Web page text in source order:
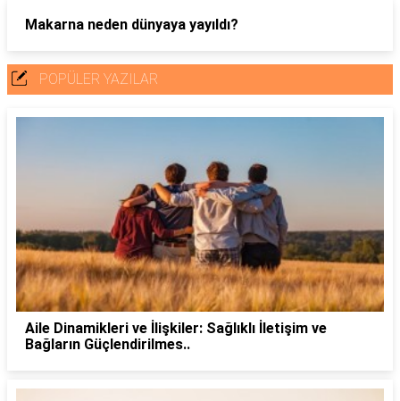
Makarna neden dünyaya yayıldı?
POPÜLER YAZILAR
Aile Dinamikleri ve İlişkiler: Sağlıklı İletişim ve
Bağların Güçlendirilmes..